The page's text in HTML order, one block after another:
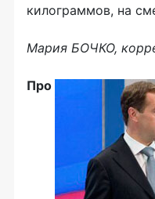
килограммов, на
Мария БОЧКО,
Про